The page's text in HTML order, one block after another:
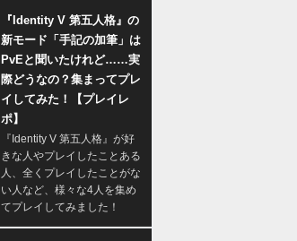
『Identity V 第五人格』の
新モード「手記の加筆」は
PvEと聞いたけれど……実
際どうなの？集まってプレ
イしてみた！【プレイレ
ポ】
『Identity V 第五人格』が好
きな人やプレイしたことある
人、全くプレイしたことがな
い人など、様々な4人を集め
てプレイしてみました！